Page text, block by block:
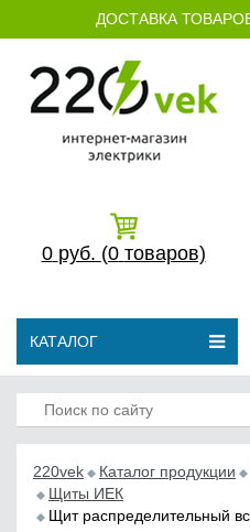
ДОСТАВКА
0 руб. (0 товаров)
КАТАЛОГ
220vek Каталог продукции
Щиты ИЕК
Щит распределительный